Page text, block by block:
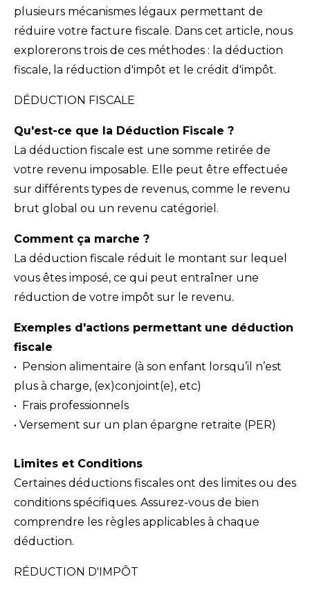
plusieurs mécanismes légaux permettant de
réduire votre facture fiscale. Dans cet article, nous
explorerons trois de ces méthodes : la déduction
fiscale, la réduction d'impôt et le crédit d'impôt.
DÉDUCTION FISCALE
Qu'est-ce que la Déduction Fiscale ?
La déduction fiscale est une somme retirée de
votre revenu imposable. Elle peut être effectuée
sur différents types de revenus, comme le revenu
brut global ou un revenu catégoriel.
Comment ça marche ?
La déduction fiscale réduit le montant sur lequel
vous êtes imposé, ce qui peut entraîner une
réduction de votre impôt sur le revenu.
Exemples d'actions permettant une déduction
fiscale
•⁠ ⁠Pension alimentaire (à son enfant lorsqu’il n’est
plus à charge, (ex)conjoint(e), etc)
•⁠ ⁠Frais professionnels
•⁠ Versement sur un plan épargne retraite (PER)
Limites et Conditions
Certaines déductions fiscales ont des limites ou des
conditions spécifiques. Assurez-vous de bien
comprendre les règles applicables à chaque
déduction.
RÉDUCTION D'IMPÔT